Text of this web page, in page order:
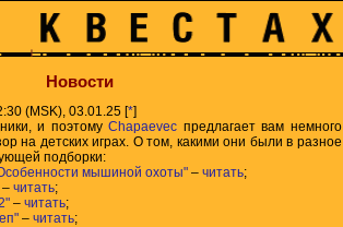
Новости
(MSK), 03.01.25 [*]
и поэтомуChapaevec предлагает вам немного
на детских играх. О том, какими они были в разное
подборки:
мышиной охоты" – читать;
– читать;
– читать;
– читать;